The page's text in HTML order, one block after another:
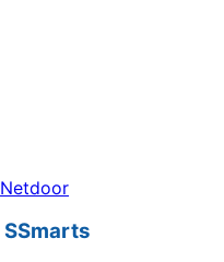
Netdoor